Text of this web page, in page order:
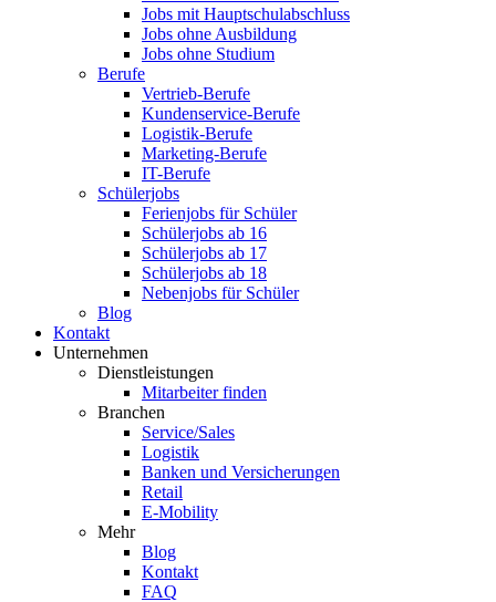
Jobs mit Hauptschulabschluss
Jobs ohne Ausbildung
Jobs ohne Studium
Berufe
Vertrieb-Berufe
Kundenservice-Berufe
Logistik-Berufe
Marketing-Berufe
IT-Berufe
Schülerjobs
Ferienjobs für Schüler
Schülerjobs ab 16
Schülerjobs ab 17
Schülerjobs ab 18
Nebenjobs für Schüler
Blog
Kontakt
Unternehmen
Dienstleistungen
Mitarbeiter finden
Branchen
Service/Sales
Logistik
Banken und Versicherungen
Retail
E-Mobility
Mehr
Blog
Kontakt
FAQ